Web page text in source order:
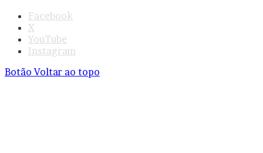
Facebook
X
YouTube
Instagram
Botão Voltar ao topo